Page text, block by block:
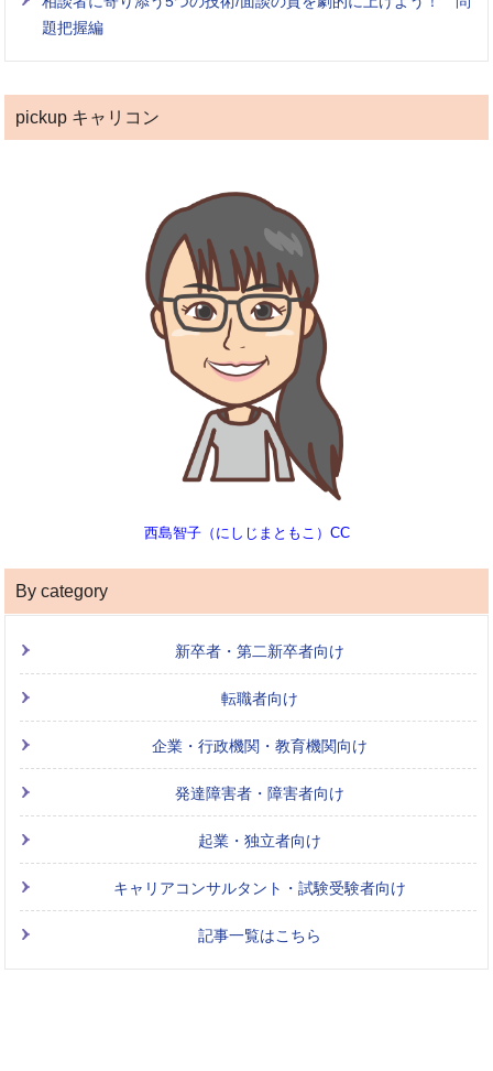
題把握編
pickup キャリコン
西島智子（にしじまともこ）CC
By category
新卒者・第二新卒者向け
転職者向け
企業・行政機関・教育機関向け
発達障害者・障害者向け
起業・独立者向け
キャリアコンサルタント・試験受験者向け
記事一覧はこちら